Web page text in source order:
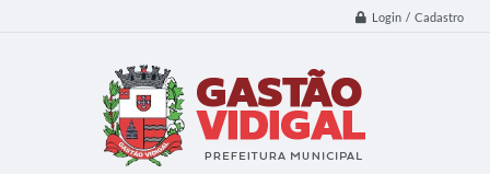
Login / Cadastro